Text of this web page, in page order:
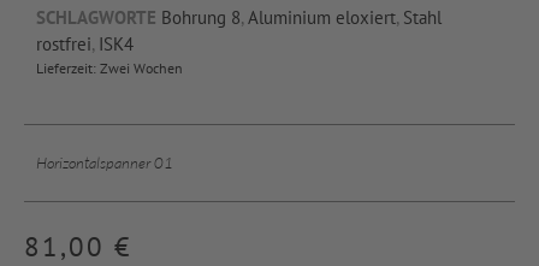
SCHLAGWORTE Bohrung 8,Aluminium eloxiert, Stahl
rostfrei, ISK4
Lieferzeit: Zwei Wochen
Horizontalspanner 01
81,00 €